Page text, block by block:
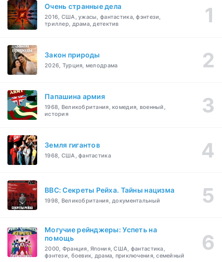
Очень странные дела
2016, США, ужасы, фантастика, фэнтези,
триллер, драма, детектив
Закон природы
2026, Турция, мелодрама
Папашина армия
1968, Великобритания, комедия, военный,
история
Земля гигантов
1968, США, фантастика
BBC: Секреты Рейха. Тайны нацизма
1998, Великобритания, документальный
Могучие рейнджеры: Успеть на
помощь
2000, Франция, Япония, США, фантастика,
фэнтези, боевик, драма, приключения, семейный